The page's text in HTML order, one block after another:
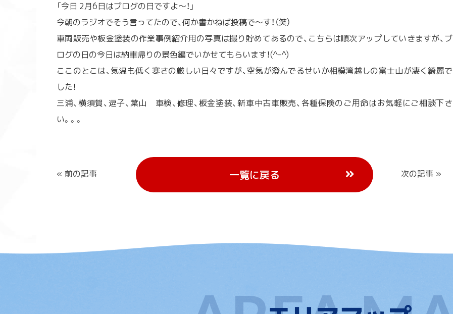
「今日 2月6日はブログの日ですよ〜！」
今朝のラジオでそう言ってたので、何か書かねば投稿で〜す！（笑）
車両販売や板金塗装の作業事例紹介用の写真は撮り貯めてあるので、こちらは順次アップしていきますが、ブ
ログの日の今日は納車帰りの景色編でいかせてもらいます！(^-^)
ここのとこは、気温も低く寒さの厳しい日々ですが、空気が澄んでるせいか相模湾越しの富士山が凄く綺麗で
した！
三浦、横須賀、逗子、葉山 車検、修理、板金塗装、新車中古車販売、各種保険のご用命はお気軽にご相談下さ
い。。。
« 前の記事 一覧に戻る 次の記事 »